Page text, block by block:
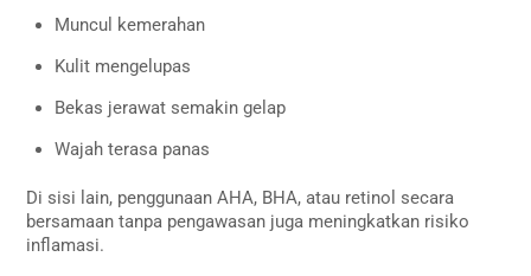
Muncul kemerahan
Kulit mengelupas
Bekas jerawat semakin gelap
Wajah terasa panas
Di sisi lain, penggunaan AHA, BHA, atau retinol secara
bersamaan tanpa pengawasan juga meningkatkan risiko
inflamasi.